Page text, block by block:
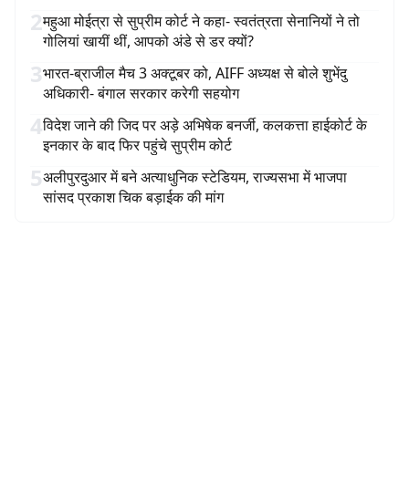
2महुआ मोईत्रा से सुप्रीम कोर्ट ने कहा- स्वतंत्रता सेनानियों ने तो
गोलियां खायीं थीं, आपको अंडे से डर क्यों?
3भारत-ब्राजील मैच 3 अक्टूबर को, AIFF अध्यक्ष से बोले शुभेंदु
अधिकारी- बंगाल सरकार करेगी सहयोग
4विदेश जाने की जिद पर अड़े अभिषेक बनर्जी, कलकत्ता हाईकोर्ट के
इनकार के बाद फिर पहुंचे सुप्रीम कोर्ट
5अलीपुरदुआर में बने अत्याधुनिक स्टेडियम, राज्यसभा में भाजपा
सांसद प्रकाश चिक बड़ाईक की मांग